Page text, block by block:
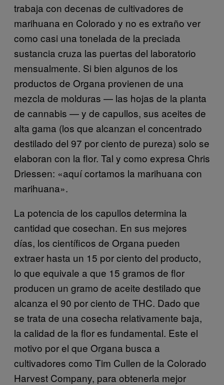
trabaja con decenas de cultivadores de
marihuana en Colorado y no es extraño ver
como casi una tonelada de la preciada
sustancia cruza las puertas del laboratorio
mensualmente. Si bien algunos de los
productos de Organa provienen de una
mezcla de molduras — las hojas de la planta
de cannabis — y de capullos, sus aceites de
alta gama (los que alcanzan el concentrado
destilado del 97 por ciento de pureza) solo se
elaboran con la flor. Tal y como expresa Chris
Driessen: «aquí cortamos la marihuana con
marihuana».
La potencia de los capullos determina la
cantidad que cosechan. En sus mejores
días, los científicos de Organa pueden
extraer hasta un 15 por ciento del producto,
lo que equivale a que 15 gramos de flor
producen un gramo de aceite destilado que
alcanza el 90 por ciento de THC. Dado que
se trata de una cosecha relativamente baja,
la calidad de la flor es fundamental. Este el
motivo por el que Organa busca a
cultivadores como Tim Cullen de la Colorado
Harvest Company, para obtenerla mejor